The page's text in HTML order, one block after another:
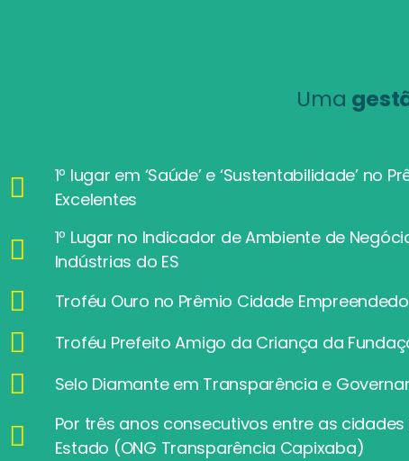
Uma
1º lugar em ‘Saúde’ e ‘Sustentabilidade’ no
Excelentes
1º Lugar no Indicador de Ambiente de
Indústrias do ES
Troféu Ouro no Prêmio Cidade
Troféu Prefeito Amigo da Criança da
Selo Diamante em Transparência e
Por três anos consecutivos entre as
Estado (ONG Transparência Capixaba)